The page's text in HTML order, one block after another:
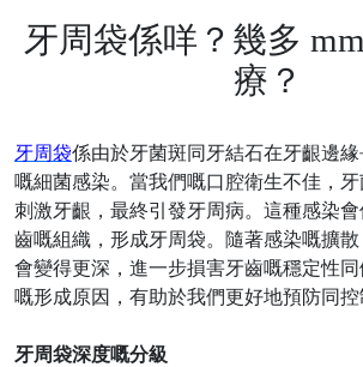
牙周袋係咩？幾多
療？
牙周袋係由於牙菌斑同牙結石在牙齦邊
嘅細菌感染。當我們嘅口腔衛生不佳，牙
刺激牙齦，最終引發牙周病。這種感染
齒嘅組織，形成牙周袋。隨著感染嘅擴
會變得更深，進一步損害牙齒嘅穩定性
嘅形成原因，有助於我們更好地預防同控
牙周袋深度嘅分級